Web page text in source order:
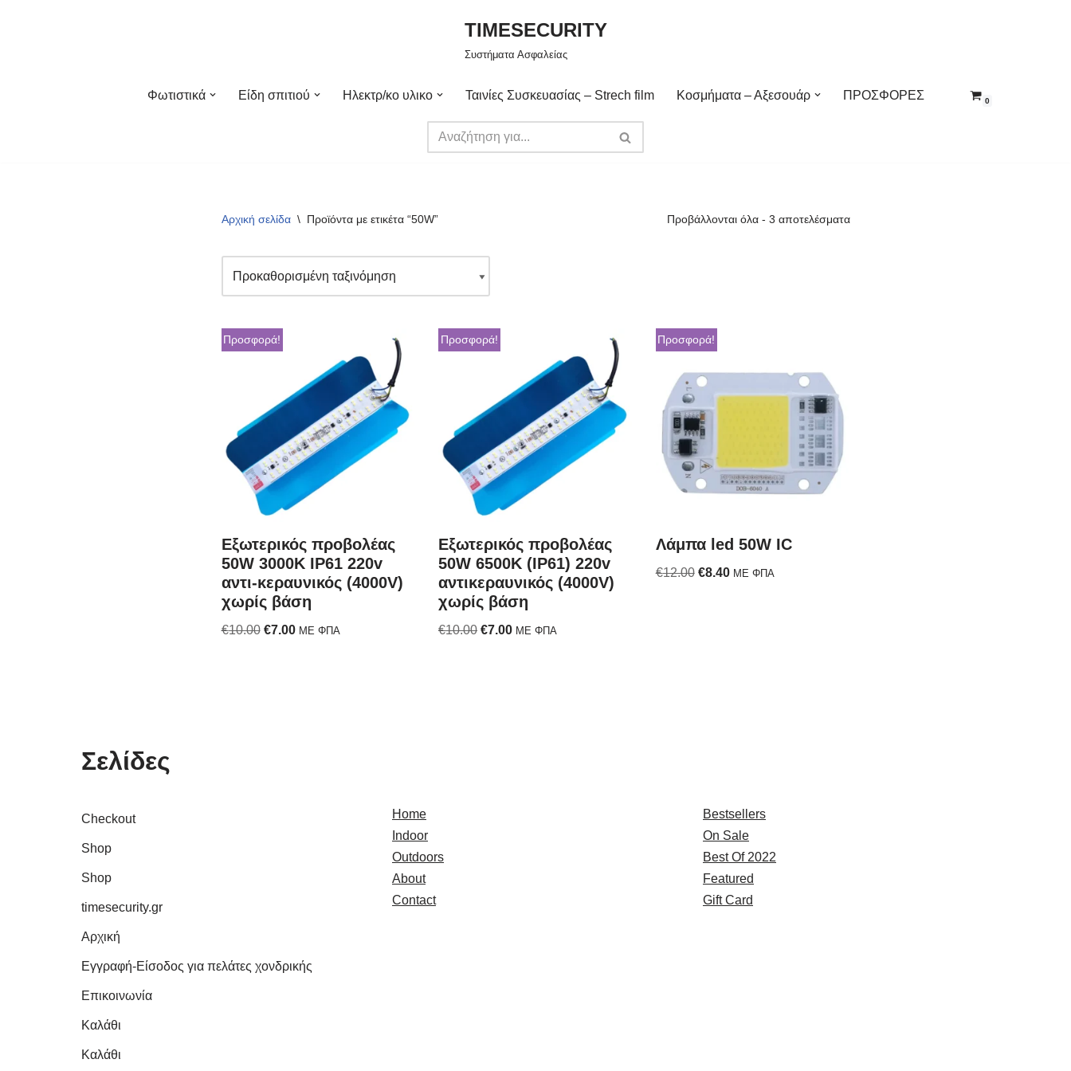
TIMESECURITY
Συστήματα Ασφαλείας
Φωτιστικά Είδη σπιτιού Ηλεκτρ/κο υλικο Ταινίες Συσκευασίας – Strech film Κοσμήματα – Αξεσουάρ ΠΡΟΣΦΟΡΕΣ 0
Αρχική σελίδα \ Προϊόντα με ετικέτα “50W” Προβάλλονται όλα - 3 αποτελέσματα
Προσφορά!
Εξωτερικός προβολέας
50W 3000K IP61 220v
αντι-κεραυνικός (4000V)
χωρίς βάση
€10.00 €7.00 ΜΕ ΦΠΑ
Προσφορά!
Εξωτερικός προβολέας
50W 6500K (IP61) 220v
αντικεραυνικός (4000V)
χωρίς βάση
€10.00 €7.00 ΜΕ ΦΠΑ
Προσφορά!
Λάμπα led 50W IC
€12.00 €8.40 ΜΕ ΦΠΑ
Σελίδες
Checkout
Shop
Shop
timesecurity.gr
Αρχική
Εγγραφή-Είσοδος για πελάτες χονδρικής
Επικοινωνία
Καλάθι
Καλάθι
Home
Indoor
Outdoors
About
Contact
Bestsellers
On Sale
Best Of 2022
Featured
Gift Card